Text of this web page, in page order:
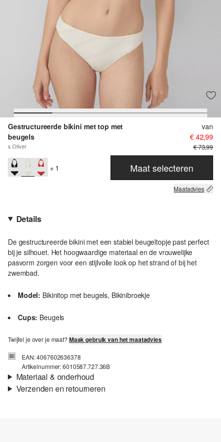
Gestructureerde bikini met top met
beugels
s.Oliver
van
€ 42,99
€ 73,99
+ 1 Maat selecteren
Maatadvies
Details
De gestructureerde bikini met een stabiel beugeltopje past perfect
bij je silhouet. Het hoogwaardige materiaal en de vrouwelijke
pasvorm zorgen voor een stijlvolle look op het strand of bij het
zwembad.
Model: Bikinitop met beugels, Bikinibroekje
Cups: Beugels
Twijfel je over je maat? Maak gebruik van het maatadvies
EAN: 4067602636378
Artikelnummer: 6010587.727.36B
Materiaal & onderhoud
Verzenden en retourneren